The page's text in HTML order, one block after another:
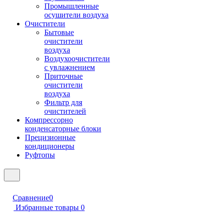
Промышленные
осушители воздуха
Очистители
Бытовые
очистители
воздуха
Воздухоочистители
с увлажнением
Приточные
очистители
воздуха
Фильтр для
очистителей
Компрессорно
конденсаторные блоки
Прецизионные
кондиционеры
Руфтопы
Сравнение0
Избранные товары 0